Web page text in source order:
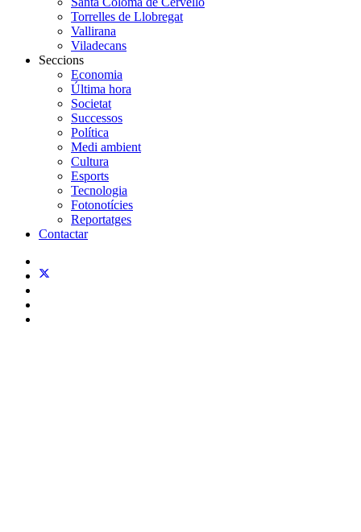
Torrelles de Llobregat
Vallirana
Viladecans
Seccions
Economia
Última hora
Societat
Successos
Política
Medi ambient
Cultura
Esports
Tecnologia
Fotonotícies
Reportatges
Contactar